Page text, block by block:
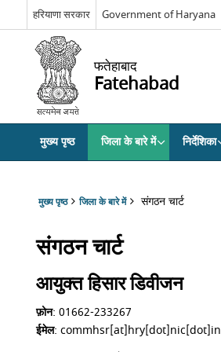
हरियाणा सरकार Government of Haryana
फतेहाबाद
Fatehabad
मुख्य पृष्ठ जिला के बारे में निर्देशिका
मुख्य पृष्ठ जिला के बारे में संगठन चार्ट
संगठन चार्ट
आयुक्त हिसार डिवीजन
फ़ोन: 01662-233267
ईमेल: commhsr[at]hry[dot]nic[dot]in